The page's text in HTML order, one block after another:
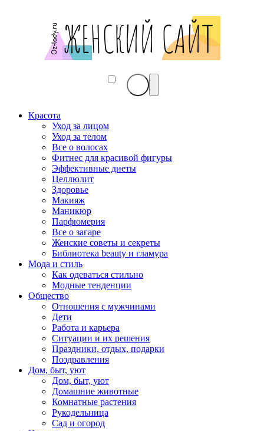
Красота
Уход за лицом
Уход за телом
Все о волосах
Фитнес для красивой фигуры
Эффективные диеты
Целлюлит
Здоровье
Макияж
Маникюр
Парфюмерия
Все о загаре
Женские советы и секреты
Библиотека beauty и гламура
Мода и стиль
Как одеваться стильно
Модные тенденции
Общество
Отношения с мужчинами
Дети
Работа и карьера
Ситуации и их решения
Праздники, отдых, подарки
Поздравления
Дом, быт, уют
Дом, быт, уют
Домашние животные
Комнатные растения
Рукодельница
Сад и огород